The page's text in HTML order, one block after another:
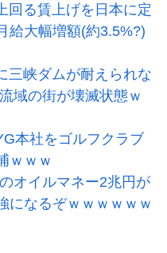
回る賃上げを日本に定
給大幅増額(約3.5%?)
三峡ダムが耐えられな
域の街が壊滅状態ｗ
本社をゴルフクラブ
ｗｗｗ
オイルマネー2兆円が
になるぞｗｗｗｗｗｗ